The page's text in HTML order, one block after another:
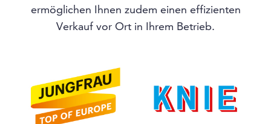
ermöglichen Ihnen zudem einen effizienten
Verkauf vor Ort in Ihrem Betrieb.